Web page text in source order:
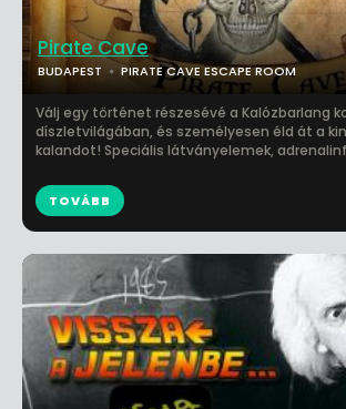
Pirate Cave
BUDAPEST PIRATE CAVE ESCAPE ROOM
Válj egy történet részesévé a Kalózbarlang
díszletvilágában, és személyesen éld át a
kalandot! Speciális látványelemek,
TOVÁBB